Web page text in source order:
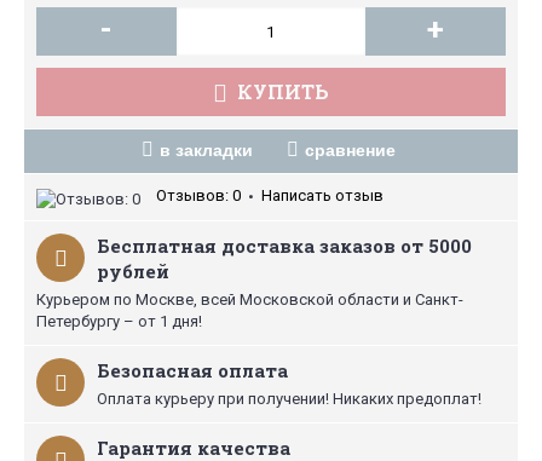
- +
КУПИТЬ
в закладки сравнение
Отзывов: 0 • Написать отзыв
Бесплатная доставка заказов от 5000
рублей
Курьером по Москве, всей Московской области и Санкт-
Петербургу – от 1 дня!
Безопасная оплата
Оплата курьеру при получении! Никаких предоплат!
Гарантия качества